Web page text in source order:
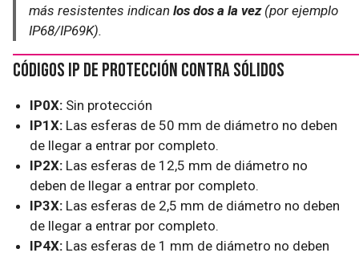
más resistentes indican los dos a la vez(por ejemplo
IP68/IP69K).
Códigos IP de protección contra sólidos
IP0X: Sin protección
IP1X: Las esferas de 50 mm de diámetro no deben
de llegar a entrar por completo.
IP2X: Las esferas de 12,5 mm de diámetro no
deben de llegar a entrar por completo.
IP3X: Las esferas de 2,5 mm de diámetro no deben
de llegar a entrar por completo.
IP4X: Las esferas de 1 mm de diámetro no deben